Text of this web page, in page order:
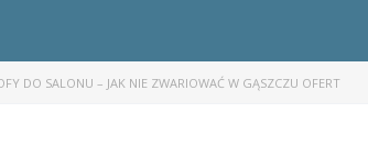
DO SALONU – JAK NIE ZWARIOWAĆ W GĄSZCZU OFERT